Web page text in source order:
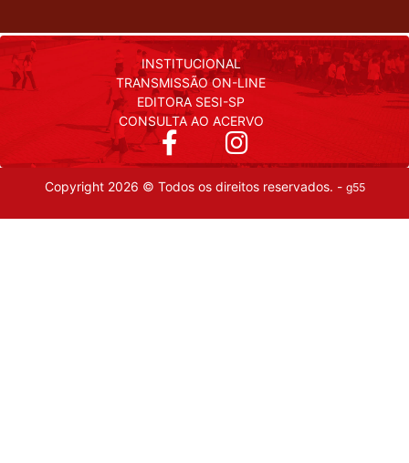
INSTITUCIONAL
TRANSMISSÃO ON-LINE
EDITORA SESI-SP
CONSULTA AO ACERVO
Copyright 2026 © Todos os direitos reservados. - g55